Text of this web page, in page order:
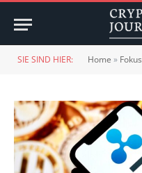
SIE SIND HIER: Home » Fokus